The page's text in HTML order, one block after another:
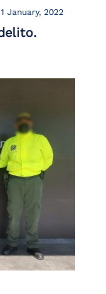
January, 2022